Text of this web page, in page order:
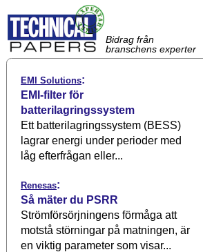
Bidrag från
branschens experter
EMI Solutions:
EMI-filter för
batterilagringssystem
Ett batterilagringssystem (BESS)
lagrar energi under perioder med
låg efterfrågan eller...
Renesas:
Så mäter du PSRR
Strömförsörjningens förmåga att
motstå störningar på matningen, är
en viktig parameter som visar...